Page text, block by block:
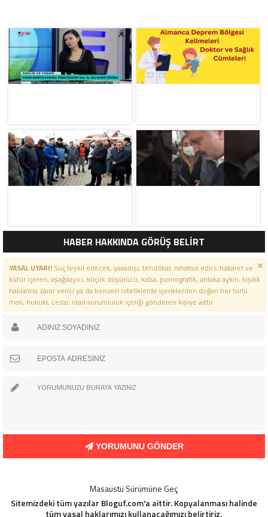
HABER HAKKINDA GÖRÜŞ BELİRT
YASAL UYARI!Suç teşkil edecek, yasadışı, tehditkar, rahatsız edici, hakaret ve
küfür içeren, aşağılayıcı, küçük düşürücü, kaba, pornografik, ahlaka aykırı, kişilik
haklarına zarar verici ya da benzeri niteliklerde içeriklerden doğan her türlü
mali, hukuki, cezai, idari sorumluluk içeriği gönderen kişiye aittir.
YORUMUNU GÖNDER
Masaüstü Sürümüne Geç
Sitemizdeki tüm yazılar Bloguf.com'a aittir. Kopyalanması halinde
tüm yasal haklarımızı kullanacağımızı belirtiriz.